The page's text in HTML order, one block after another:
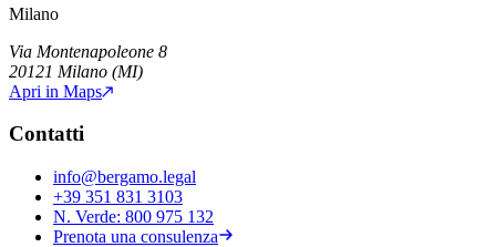
Milano
Via Montenapoleone 8
20121 Milano (MI)
Apri in Maps
Contatti
info@bergamo.legal
+39 351 831 3103
N. Verde: 800 975 132
Prenota una consulenza